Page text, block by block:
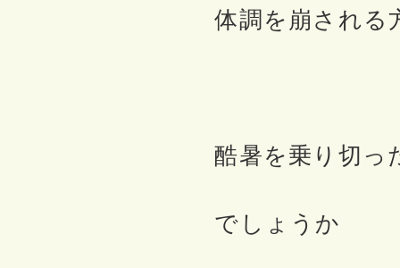
体調を崩される
酷暑を乗り切っ
でしょうか